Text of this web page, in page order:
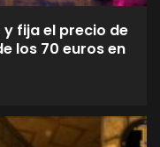
fija el precio de
los 70 euros en